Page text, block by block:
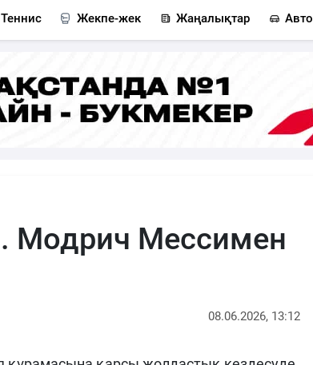
Теннис Жекпе-жек Жаңалықтар Авто
Модрич Мессимен
08.06.2026, 13:12